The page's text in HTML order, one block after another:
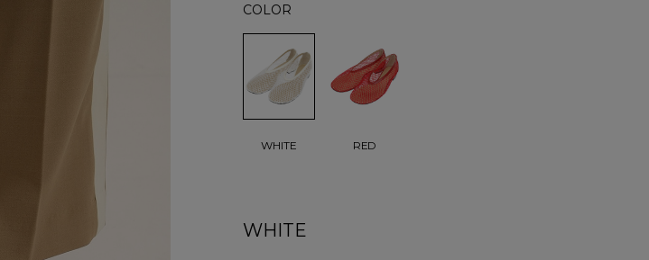
COLOR
WHITE RED
WHITE